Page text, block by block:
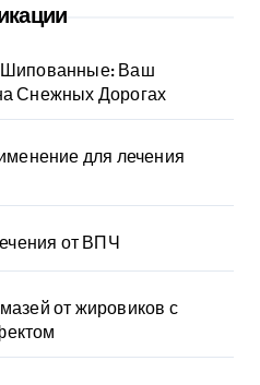
Ваш
Снежных Дорогах
для лечения
от ВПЧ
от жировиков с